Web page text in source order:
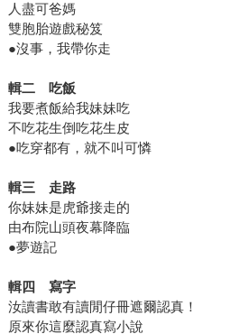
人盡可爸媽
雙胞胎遊戲秘笈
●沒事，我帶你走
輯二 吃飯
我要煮飯給我妹妹吃
不吃花生倒吃花生皮
●吃穿都有，就不叫可憐
輯三 走路
你妹妹是虎爺接走的
由布院山頭夜幕降臨
●夢遊記
輯四 寫字
汝讀書敢有讀閒仔冊遮爾認真！
原來你這麼認真寫小說